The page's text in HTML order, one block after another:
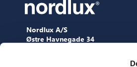
Nordlux A/S
Østre Havnegade 34